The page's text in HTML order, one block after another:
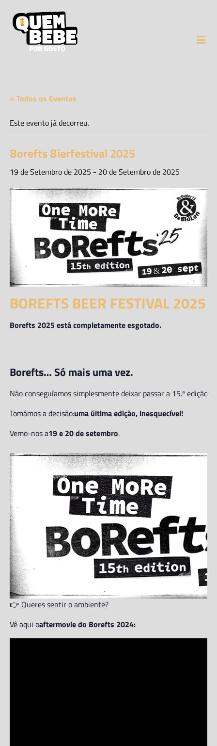
« Todos os Eventos
Este evento já decorreu.
Borefts Bierfestival 2025
19 de Setembro de 2025 - 20 de Setembro de 2025
BOREFTS BEER FESTIVAL 2025
Borefts 2025 está completamente esgotado.
Borefts… Só mais uma vez.
Não conseguíamos simplesmente deixar passar a 15.ª edição
Tomámos a decisão:uma última edição, inesquecível!
Vemo-nos a19 e 20 de setembro.
👉 Queres sentir o ambiente?
Vê aqui oaftermovie do Borefts 2024: